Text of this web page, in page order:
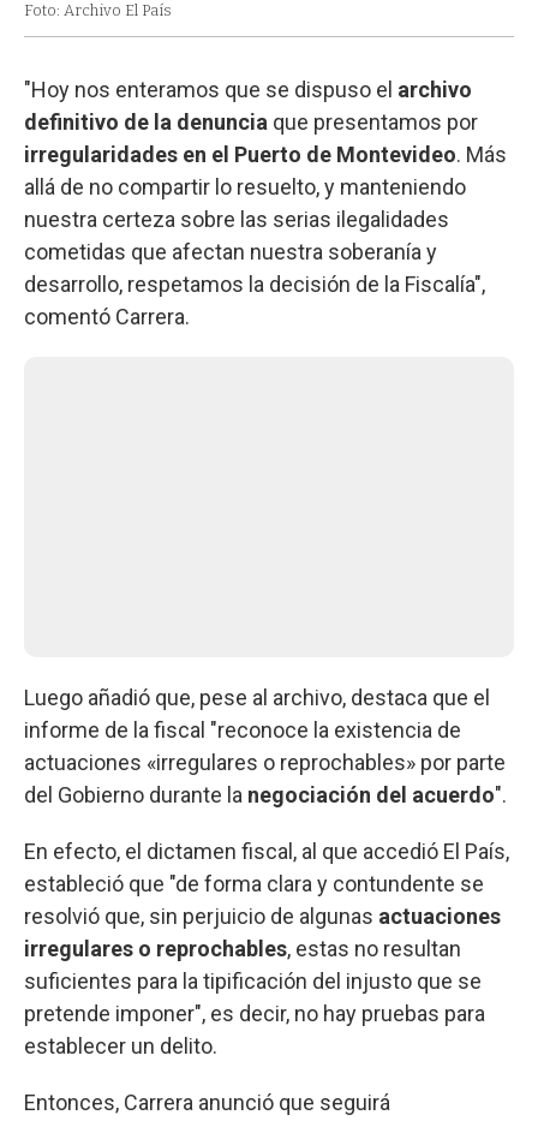
Foto: Archivo El País
"Hoy nos enteramos que se dispuso el archivo
definitivo de la denuncia que presentamos por
irregularidades en el Puerto de Montevideo. Más
allá de no compartir lo resuelto, y manteniendo
nuestra certeza sobre las serias ilegalidades
cometidas que afectan nuestra soberanía y
desarrollo, respetamos la decisión de la Fiscalía",
comentó Carrera.
Luego añadió que, pese al archivo, destaca que el
informe de la fiscal "reconoce la existencia de
actuaciones «irregulares o reprochables» por parte
del Gobierno durante la negociación del acuerdo".
En efecto, el dictamen fiscal, al que accedió El País,
estableció que "de forma clara y contundente se
resolvió que, sin perjuicio de algunas actuaciones
irregulares o reprochables, estas no resultan
suficientes para la tipificación del injusto que se
pretende imponer", es decir, no hay pruebas para
establecer un delito.
Entonces, Carrera anunció que seguirá